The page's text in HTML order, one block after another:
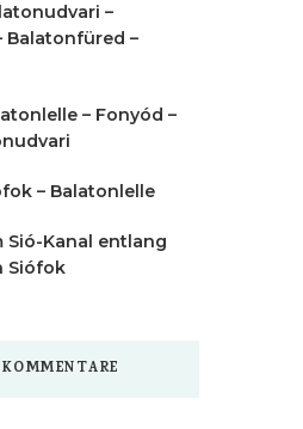
–
Balatonfüred –
– Fonyód –
– Balatonlelle
Sió-Kanal entlang
Siófok